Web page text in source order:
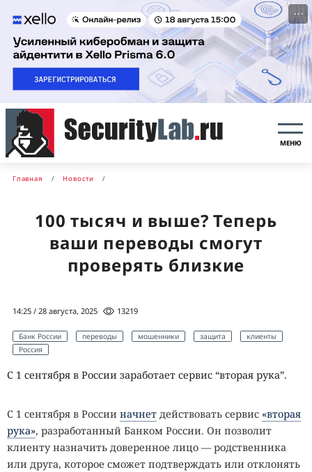
···
МЕНЮ
Главная Новости
100 тысяч и выше? Теперь
ваши переводы смогут
проверять близкие
14:25 / 28 августа, 2025 13219
Банк России переводы мошенники защита
клиенты
Россия
С 1 сентября в России заработает сервис “вторая рука”.
С 1 сентября в России начнет действовать сервис «вторая
рука», разработанный Банком России. Он позволит
клиенту назначить доверенное лицо — родственника
или друга, которое сможет подтверждать или отклонять